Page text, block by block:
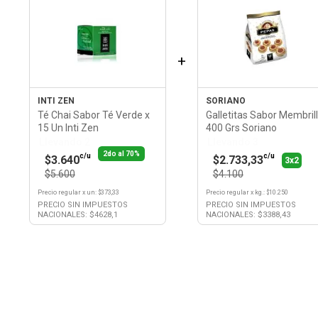
INTI ZEN
Té Chai Sabor Té Verde x
15 Un Inti Zen
$3.640c/u 2do al 70%
$5.600
Precio regularx un: $373,33
PRECIO SIN IMPUESTOS
NACIONALES: $4628,1
+
SORIANO
Galletitas Sabor
400 Grs Soriano
$2.733,33c/u 3x2
$4.100
Precio regularx kg.: $10.250
PRECIO SIN IMPUESTOS
NACIONALES: $3388,43